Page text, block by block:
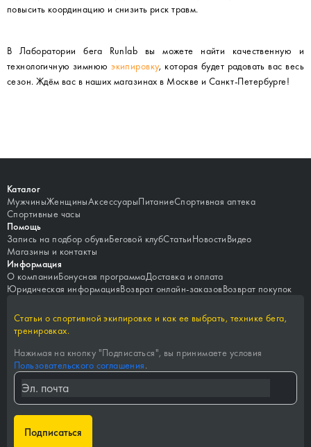
повысить координацию и снизить риск травм.
В Лаборатории бега Runlab вы можете найти качественную и
технологичную зимнююэкипировку, которая будет радовать вас весь
сезон. Ждём вас в наших магазинах в Москве и Санкт-Петербурге!
Каталог
МужчиныЖенщиныАксессуарыПитаниеСпортивная аптека
Спортивные часы
Помощь
Запись на подбор обувиБеговой клубСтатьиНовостиВидео
Магазины и контакты
Информация
О компанииБонусная программаДоставка и оплата
Юридическая информацияВозврат онлайн-заказовВозврат покупок
Статьи о спортивной экипировке и как ее выбрать, технике бега,
тренировках.
Нажимая на кнопку "Подписаться", вы принимаете условия
Пользовательского соглашения.
Подписаться